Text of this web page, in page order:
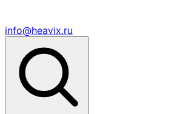
info@heavix.ru